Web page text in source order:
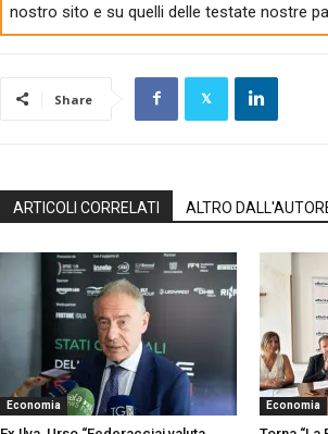
nostro sito e su quelli delle testate nostre
Share
ARTICOLI CORRELATI ALTRO
Economia Economia